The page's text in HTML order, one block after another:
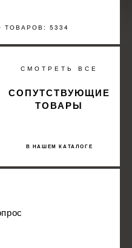
ТОВАРОВ: 5334
СМОТРЕТЬ ВСЕ
В НАШЕМ КАТАЛОГЕ
СОПУТСТВУЮЩИЕ
ТОВАРЫ